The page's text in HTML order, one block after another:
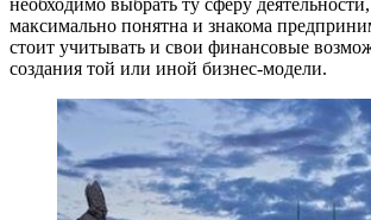
максимально понятна и знакома
стоит учитывать и свои финансовые
создания той или иной бизнес-модели.